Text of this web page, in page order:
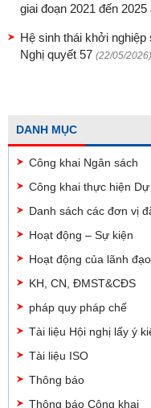
giai đoạn 2021 đến 2025
Hệ sinh thái khởi
Nghị quyết 57 (22/05/2026)
DANH MỤC
Công khai Ngân sách
Công khai thực hiện
Danh sách các đơn vị
Hoạt động – Sự kiện
Hoạt động của lãnh đạo
KH, CN, ĐMST&CĐS
pháp quy pháp chế
Tài liệu Hội nghị lấy ý
Tài liệu ISO
Thông báo
Thông báo Công khai